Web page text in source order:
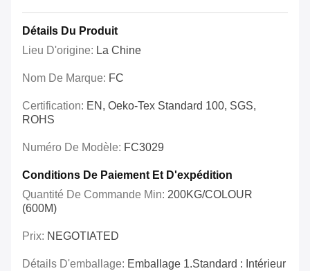
Détails Du Produit
Lieu D'origine: La Chine
Nom De Marque: FC
Certification: EN, Oeko-Tex Standard 100, SGS,
ROHS
Numéro De Modèle: FC3029
Conditions De Paiement Et D'expédition
Quantité De Commande Min: 200KG/COLOUR
(600M)
Prix: NEGOTIATED
Détails D'emballage: Emballage 1.Standard : Intérieur